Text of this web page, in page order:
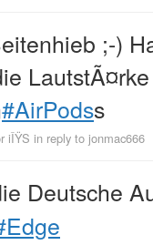
;-)
#AirPodss
iÎŸS in reply to jonmac666
Deutsche